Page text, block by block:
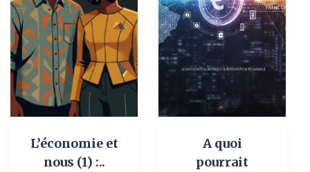
L’économie et
nous (1) :..
A quoi
pourrait